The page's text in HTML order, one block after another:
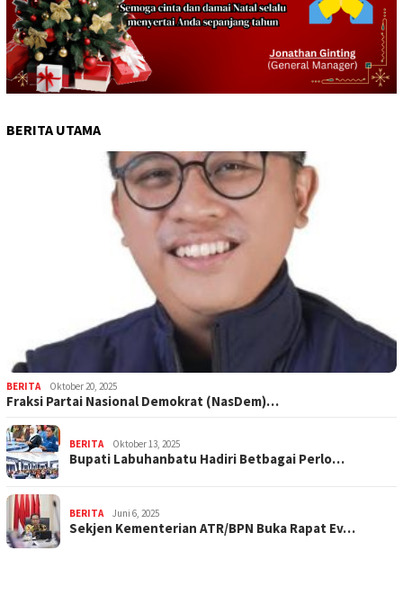
BERITA UTAMA
BERITA Oktober 20, 2025
Fraksi Partai Nasional Demokrat (NasDem)…
BERITA Oktober 13, 2025
Bupati Labuhanbatu Hadiri Betbagai Perlo…
BERITA Juni 6, 2025
Sekjen Kementerian ATR/BPN Buka Rapat Ev…